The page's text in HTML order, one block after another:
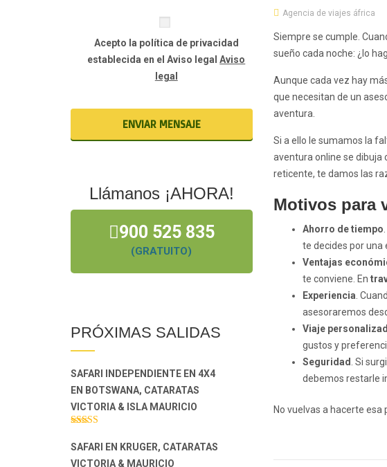
Agencia de viajes áfrica
Siempre se cumple.
sueño cada noche: ¿lo
Aunque cada vez hay
que necesitan de un
aventura.
Si a ello le sumamos la
aventura online se dibuja
reticente, te damos las
Motivos para
Ahorro de tiempo
te decides por una
Ventajas
te conviene. En
Experiencia .
asesoraremos
Viaje
gustos y
Seguridad . Si
debemos restarle
No vuelvas a hacerte
Acepto la política de privacidad
establecida en el Aviso legalAviso
legal
Llámanos ¡AHORA!
900 525 835
(GRATUITO)
PRÓXIMAS SALIDAS
SAFARI INDEPENDIENTE EN 4X4
EN BOTSWANA, CATARATAS
VICTORIA & ISLA MAURICIO
5.00de 5
SAFARI EN KRUGER, CATARATAS
VICTORIA & MAURICIO